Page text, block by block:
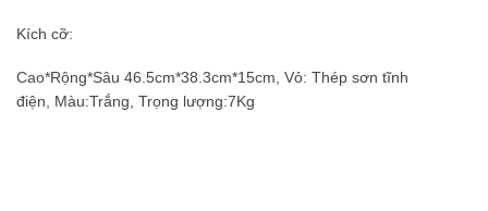
Kích cỡ:
Cao*Rộng*Sâu 46.5cm*38.3cm*15cm, Vỏ: Thép sơn tĩnh
điện, Màu:Trắng, Trọng lượng:7Kg